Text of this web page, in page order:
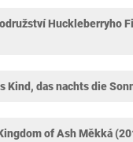
Huckleberryho
Kind, das nachts die
of Ash Měkká